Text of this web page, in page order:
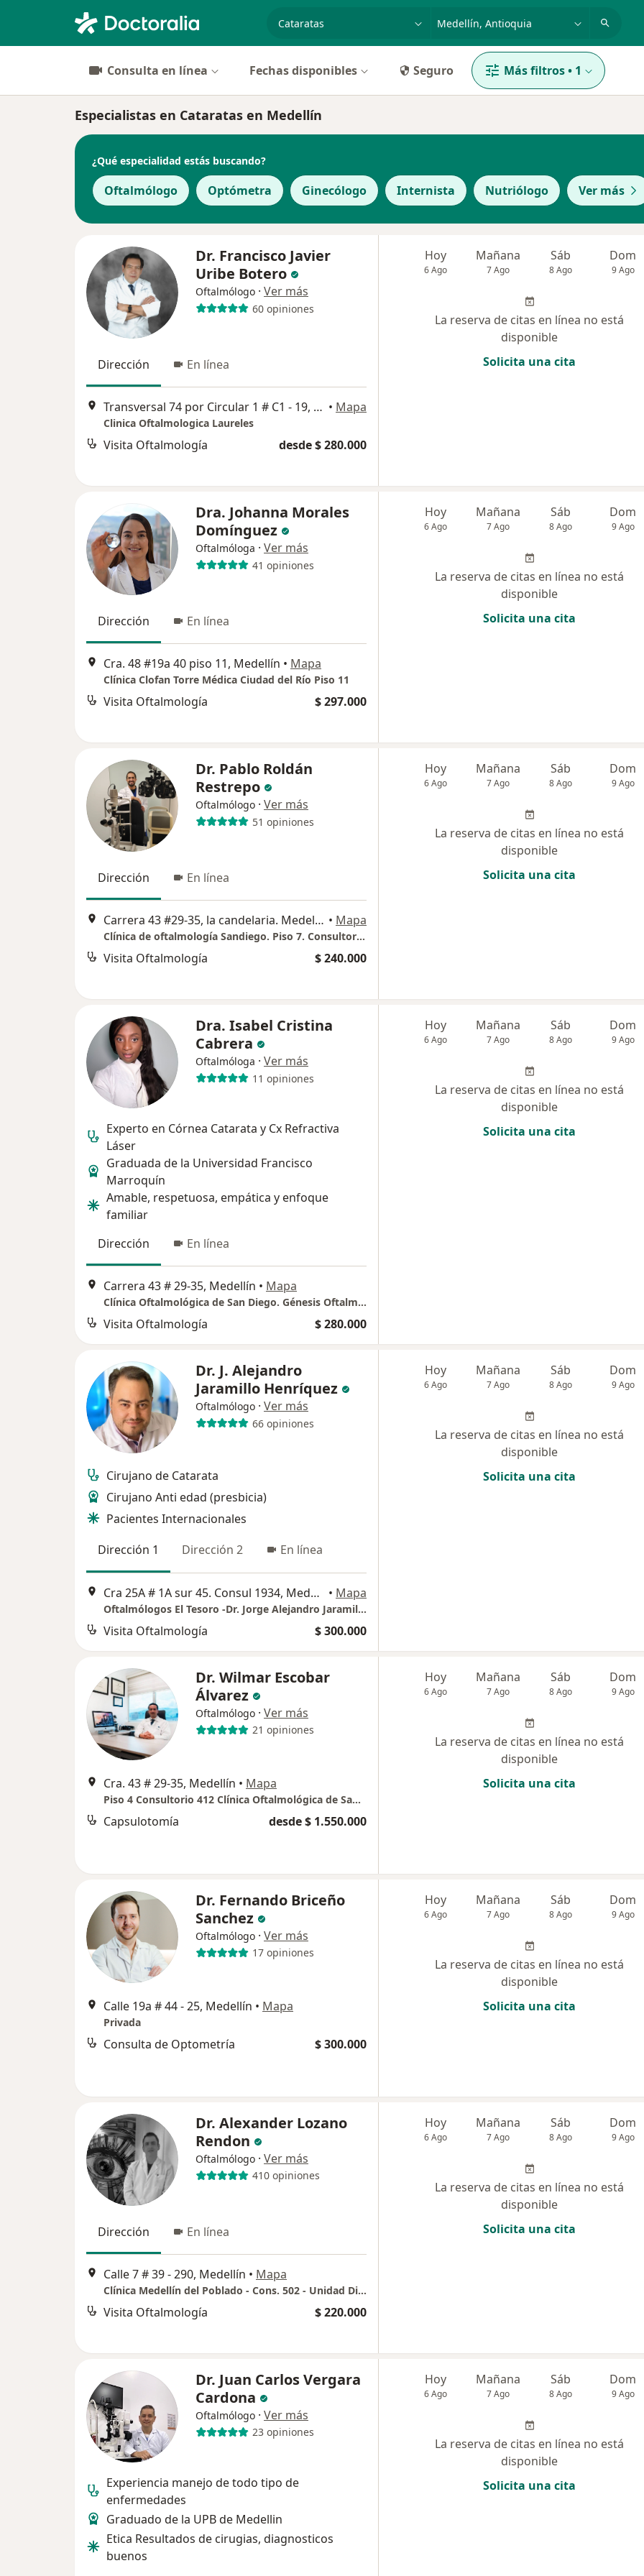
p. ej. Bogotá
Consulta en línea Fechas disponibles Seguro Más filtros• 1
Especialistas en Cataratas en Medellín
¿Qué especialidad estás buscando?
Oftalmólogo Optómetra Ginecólogo Internista Nutriólogo Ver más
Dr. Francisco Javier
Uribe Botero
Oftalmólogo · Ver más
60 opiniones
Dirección En línea
Transversal 74 por Circular 1 # C1 - 19, Medellín • Mapa
Clinica Oftalmologica Laureles
Visita Oftalmología desde $ 280.000
Hoy
6 Ago
Mañana
7 Ago
Sáb
8 Ago
Dom
9 Ago
La reserva de citas en línea no está
disponible
Solicita una cita
Dra. Johanna Morales
Domínguez
Oftalmóloga · Ver más
41 opiniones
Dirección En línea
Cra. 48 #19a 40 piso 11, Medellín • Mapa
Clínica Clofan Torre Médica Ciudad del Río Piso 11
Visita Oftalmología $ 297.000
Hoy
6 Ago
Mañana
7 Ago
Sáb
8 Ago
Dom
9 Ago
La reserva de citas en línea no está
disponible
Solicita una cita
Dr. Pablo Roldán
Restrepo
Oftalmólogo · Ver más
51 opiniones
Dirección En línea
Carrera 43 #29-35, la candelaria. Medellín., Medellín • Mapa
Clínica de oftalmología Sandiego. Piso 7. Consultorio 722
Visita Oftalmología $ 240.000
Hoy
6 Ago
Mañana
7 Ago
Sáb
8 Ago
Dom
9 Ago
La reserva de citas en línea no está
disponible
Solicita una cita
Dra. Isabel Cristina
Cabrera
Oftalmóloga · Ver más
11 opiniones
Experto en Córnea Catarata y Cx Refractiva
Láser
Graduada de la Universidad Francisco
Marroquín
Amable, respetuosa, empática y enfoque
familiar
Dirección
En línea
Carrera 43 # 29-35, Medellín • Mapa
Clínica Oftalmológica de San Diego. Génesis Oftalmología Especializada. Dra. Isabel Cristina Cabrera
Visita Oftalmología $ 280.000
Hoy
6 Ago
Mañana
7 Ago
Sáb
8 Ago
Dom
9 Ago
La reserva de citas en línea no está
disponible
Solicita una cita
Dr. J. Alejandro
Jaramillo Henríquez
Oftalmólogo · Ver más
66 opiniones
Cirujano de Catarata
Cirujano Anti edad (presbicia)
Pacientes Internacionales
Dirección 1
Dirección 2 En línea
Cra 25A # 1A sur 45. Consul 1934, Medellín • Mapa
Oftalmólogos El Tesoro -Dr. Jorge Alejandro Jaramillo
Visita Oftalmología $ 300.000
Hoy
6 Ago
Mañana
7 Ago
Sáb
8 Ago
Dom
9 Ago
La reserva de citas en línea no está
disponible
Solicita una cita
Dr. Wilmar Escobar
Álvarez
Oftalmólogo · Ver más
21 opiniones
Cra. 43 # 29-35, Medellín • Mapa
Piso 4 Consultorio 412 Clínica Oftalmológica de San Diego
Capsulotomía desde $ 1.550.000
Hoy
6 Ago
Mañana
7 Ago
Sáb
8 Ago
Dom
9 Ago
La reserva de citas en línea no está
disponible
Solicita una cita
Dr. Fernando Briceño
Sanchez
Oftalmólogo · Ver más
17 opiniones
Calle 19a # 44 - 25, Medellín • Mapa
Privada
Consulta de Optometría $ 300.000
Hoy
6 Ago
Mañana
7 Ago
Sáb
8 Ago
Dom
9 Ago
La reserva de citas en línea no está
disponible
Solicita una cita
Dr. Alexander Lozano
Rendon
Oftalmólogo · Ver más
410 opiniones
Dirección En línea
Calle 7 # 39 - 290, Medellín • Mapa
Clínica Medellín del Poblado - Cons. 502 - Unidad Diagnóstica de Oftalmología
Visita Oftalmología $ 220.000
Hoy
6 Ago
Mañana
7 Ago
Sáb
8 Ago
Dom
9 Ago
La reserva de citas en línea no está
disponible
Solicita una cita
Dr. Juan Carlos Vergara
Cardona
Oftalmólogo · Ver más
23 opiniones
Experiencia manejo de todo tipo de
enfermedades
Graduado de la UPB de Medellin
Etica Resultados de cirugias, diagnosticos
buenos
Hoy
6 Ago
Mañana
7 Ago
Sáb
8 Ago
Dom
9 Ago
La reserva de citas en línea no está
disponible
Solicita una cita